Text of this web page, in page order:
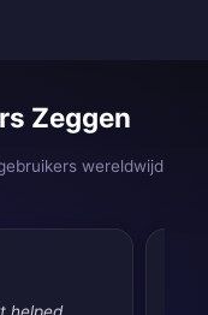
Zeggen
wereldwijd